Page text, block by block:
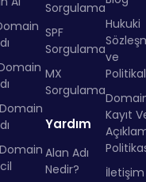
Domain
Domain
Sorgulama
SPF
Sorgulama
MX
Sorgulama
Yardım
Alan Adı
Nedir?
Hukuki
ve
Kayıt
İletişim